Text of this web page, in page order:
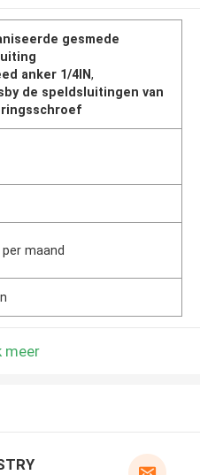
gesmede
anker 1/4IN,
de speldsluitingen van
maand
meer